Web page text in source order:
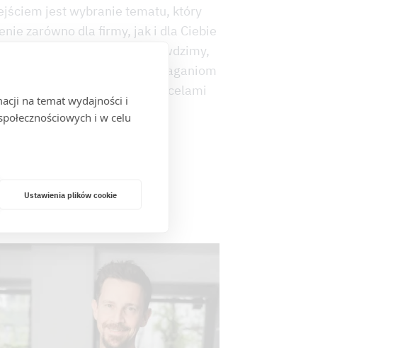
jest wybranie tematu, który
zarówno dla firmy, jak i dla Ciebie
rezultaty. Wspólnie sprawdzimy,
odpowiada aktualnym wymaganiom
jest zgodny z Twoimi celami
na temat wydajności i
i w celu
Ustawienia plików cookie